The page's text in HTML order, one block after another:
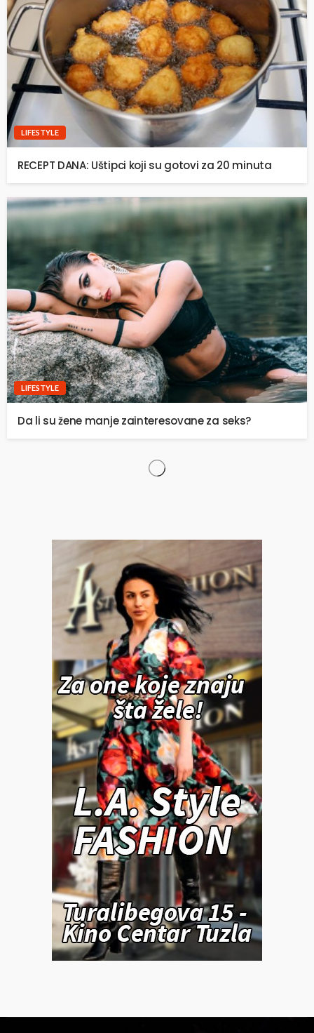
LIFESTYLE
RECEPT DANA: Uštipci koji su gotovi za 20 minuta
LIFESTYLE
Da li su žene manje zainteresovane za seks?